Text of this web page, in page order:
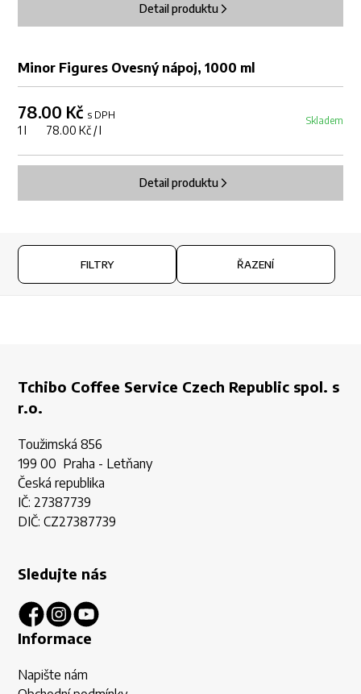
Detail produktu
Minor Figures Ovesný nápoj, 1000 ml
78.00 Kč s DPH
1 l 78.00 Kč / l
Skladem
Detail produktu
FILTRY ŘAZENÍ
Tchibo Coffee Service Czech Republic spol. s
r.o.
Toužimská 856
199 00 Praha - Letňany
Česká republika
IČ: 27387739
DIČ: CZ27387739
Sledujte nás
Informace
Napište nám